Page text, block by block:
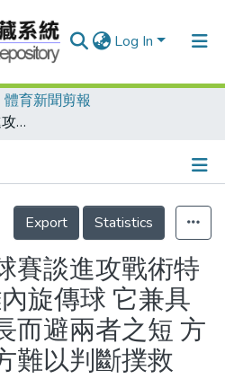
Log In
體育新聞剪報
從亞洲女子足球賽談進攻戰術特點3之3 中距離內旋傳球 它兼具短傳與長傳之長而避兩者之短 方便進攻且令守方難以判斷撲救
Details
Export
Statistics
賽談進攻戰術特
旋傳球 它兼具
而避兩者之短 方
難以判斷撲救